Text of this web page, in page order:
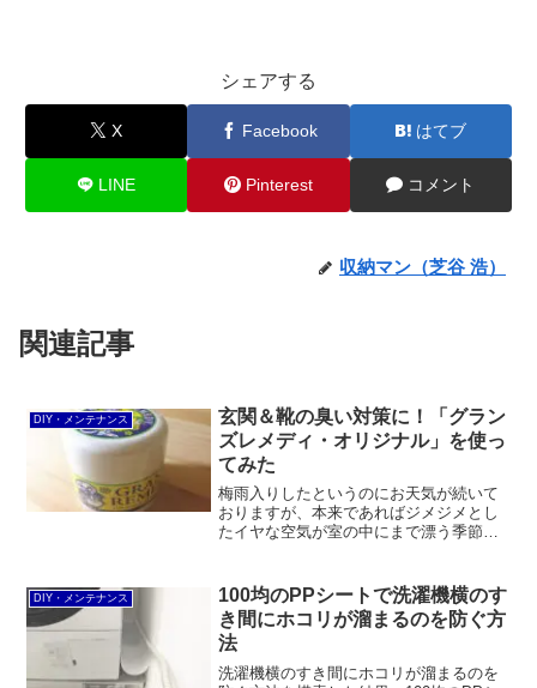
シェアする
X Facebook はてブ
LINE Pinterest コメント
収納マン（芝谷 浩）
関連記事
DIY・メンテナンス
玄関＆靴の臭い対策に！「グラン
ズレメディ・オリジナル」を使っ
てみた
梅雨入りしたというのにお天気が続いて
おりますが、本来であればジメジメとし
たイヤな空気が室の中にまで漂う季節で
くなりますよね。昨年の梅雨入り前にふ
とそんなことを思って、靴...
DIY・メンテナンス
100均のPPシートで洗濯機横のす
き間にホコリが溜まるのを防ぐ方
法
洗濯機横のすき間にホコリが溜まるのを